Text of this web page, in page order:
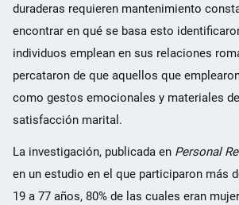
duraderas requieren mantenimiento
encontrar en qué se basa esto
individuos emplean en sus relaciones
percataron de que aquellos que
como gestos emocionales y materiales
satisfacción marital.
La investigación, publicada en Personal
en un estudio en el que participaron más
19 a 77 años, 80% de las cuales eran